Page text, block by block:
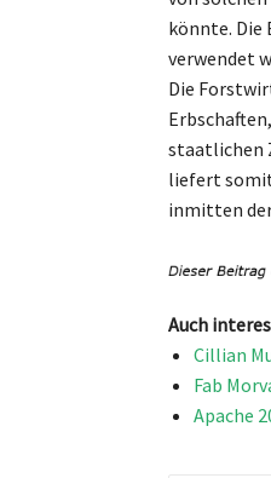
könnte. Die
verwendet
Die
staatlichen
liefert
inmitten
Auch
Cillian
Fab
Apache